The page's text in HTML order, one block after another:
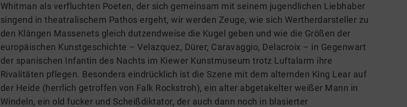
Whitman als verfluchten Poeten, der sich gemeinsam mit seinem jugendlichen Liebhaber
singend in theatralischem Pathos ergeht, wir werden Zeuge, wie sich Wertherdarsteller zu
den Klängen Massenets gleich dutzendweise die Kugel geben und wie die Größen der
europäischen Kunstgeschichte – Velazquez, Dürer, Caravaggio, Delacroix – in Gegenwart
der spanischen Infantin des Nachts im Kiewer Kunstmuseum trotz Luftalarm ihre
Rivalitäten pflegen. Besonders eindrücklich ist die Szene mit dem alternden King Lear auf
der Heide (herrlich getroffen von Falk Rockstroh), ein alter abgetakelter weißer Mann in
Windeln, ein old fucker und Scheißdiktator, der auch dann noch in blasierter